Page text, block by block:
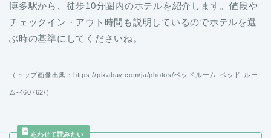
博多駅から、徒歩10分圏内のホテルを紹介します。値段や
チェックイン・アウト時間も説明しているのでホテルを選
ぶ時の基準にしてくださいね。
（トップ画像出典：https://pixabay.com/ja/photos/ベッドルーム-ベッド-ルー
ム-460762/）